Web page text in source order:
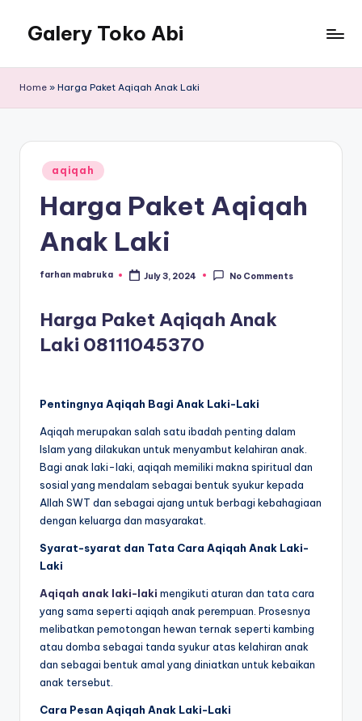
Galery Toko Abi
Home » Harga Paket Aqiqah Anak Laki
Posted
in
aqiqah
Harga Paket Aqiqah
Anak Laki
Posted
farhan mabruka July 3, 2024 No Comments
Harga Paket Aqiqah Anak
Laki 08111045370
Pentingnya Aqiqah Bagi Anak Laki-Laki
Aqiqah merupakan salah satu ibadah penting dalam
Islam yang dilakukan untuk menyambut kelahiran anak.
Bagi anak laki-laki, aqiqah memiliki makna spiritual dan
sosial yang mendalam sebagai bentuk syukur kepada
Allah SWT dan sebagai ajang untuk berbagi kebahagiaan
dengan keluarga dan masyarakat.
Syarat-syarat dan Tata Cara Aqiqah Anak Laki-
Laki
Aqiqah anak laki-laki mengikuti aturan dan tata cara
yang sama seperti aqiqah anak perempuan. Prosesnya
melibatkan pemotongan hewan ternak seperti kambing
atau domba sebagai tanda syukur atas kelahiran anak
dan sebagai bentuk amal yang diniatkan untuk kebaikan
anak tersebut.
Cara Pesan Aqiqah Anak Laki-Laki